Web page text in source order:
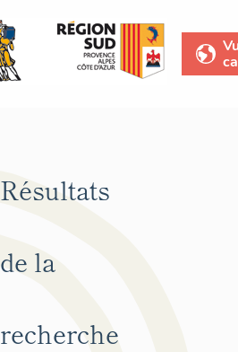
Résultats
de la
recherche